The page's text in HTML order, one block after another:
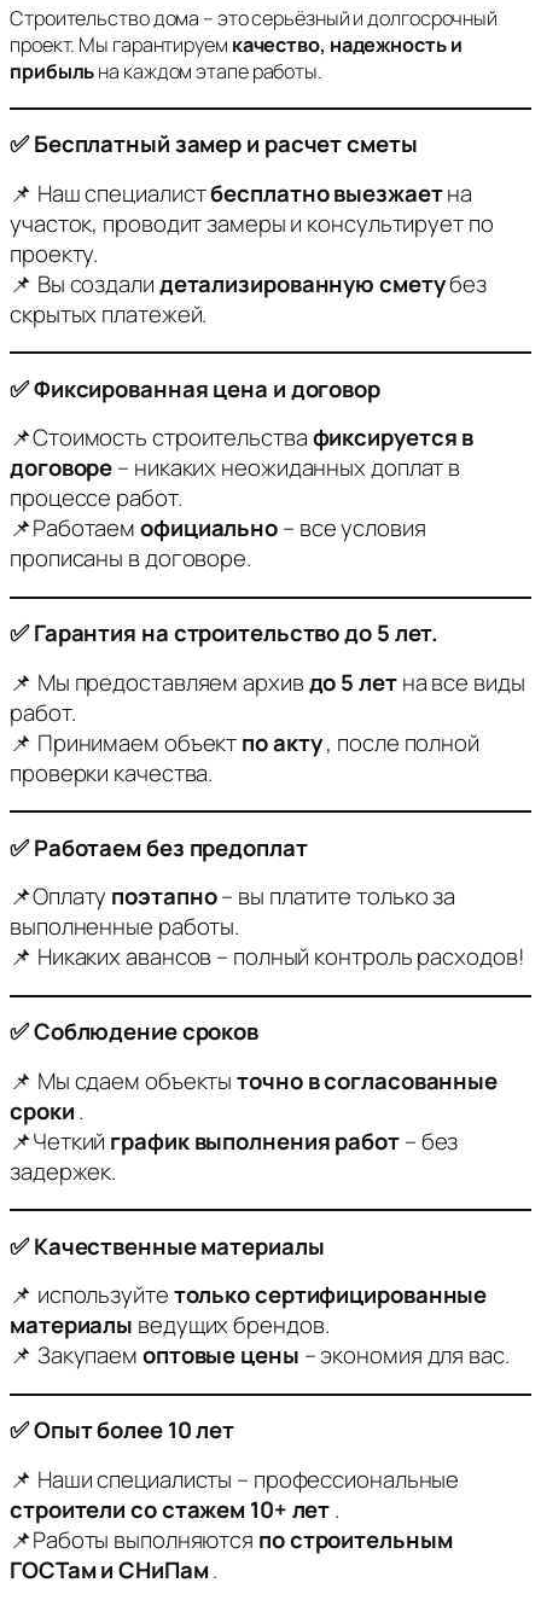
Строительство дома – это серьёзный и долгосрочный
проект. Мы гарантируем качество, надежность и
прибыльна каждом этапе работы.
✅ Бесплатный замер и расчет сметы
📌 Наш специалистбесплатно выезжаетна
участок, проводит замеры и консультирует по
проекту.
📌 Вы создалидетализированную сметубез
скрытых платежей.
✅ Фиксированная цена и договор
📌Стоимость строительствафиксируется в
договоре– никаких неожиданных доплат в
процессе работ.
📌Работаемофициально– все условия
прописаны в договоре.
✅ Гарантия на строительство до 5 лет.
📌 Мы предоставляем архивдо 5 летна все виды
работ.
📌 Принимаем объектпо акту, после полной
проверки качества.
✅ Работаем без предоплат
📌Оплату поэтапно– вы платите только за
выполненные работы.
📌 Никаких авансов – полный контроль расходов!
✅ Соблюдение сроков
📌 Мы сдаем объектыточно в согласованные
сроки.
📌Четкий график выполнения работ– без
задержек.
✅ Качественные материалы
📌 используйтетолько сертифицированные
материалы ведущих брендов.
📌 Закупаемоптовые цены – экономия для вас.
✅ Опыт более 10 лет
📌 Наши специалисты – профессиональные
строители со стажем 10+ лет.
📌Работы выполняются по строительным
ГОСТам и СНиПам.